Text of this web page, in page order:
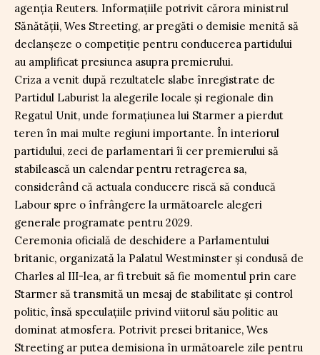
agenția Reuters. Informațiile potrivit cărora ministrul
Sănătății, Wes Streeting, ar pregăti o demisie menită să
declanșeze o competiție pentru conducerea partidului
au amplificat presiunea asupra premierului.
Criza a venit după rezultatele slabe înregistrate de
Partidul Laburist la alegerile locale și regionale din
Regatul Unit, unde formațiunea lui Starmer a pierdut
teren în mai multe regiuni importante. În interiorul
partidului, zeci de parlamentari îi cer premierului să
stabilească un calendar pentru retragerea sa,
considerând că actuala conducere riscă să conducă
Labour spre o înfrângere la următoarele alegeri
generale programate pentru 2029.
Ceremonia oficială de deschidere a Parlamentului
britanic, organizată la Palatul Westminster și condusă de
Charles al III-lea, ar fi trebuit să fie momentul prin care
Starmer să transmită un mesaj de stabilitate și control
politic, însă speculațiile privind viitorul său politic au
dominat atmosfera. Potrivit presei britanice, Wes
Streeting ar putea demisiona în următoarele zile pentru